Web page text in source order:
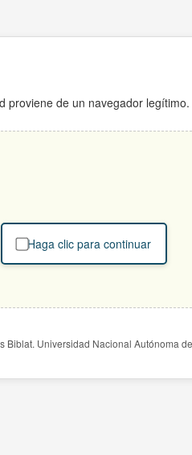
proviene de un navegador legítimo.
Haga clic para continuar
Biblat. Universidad Nacional Autónoma